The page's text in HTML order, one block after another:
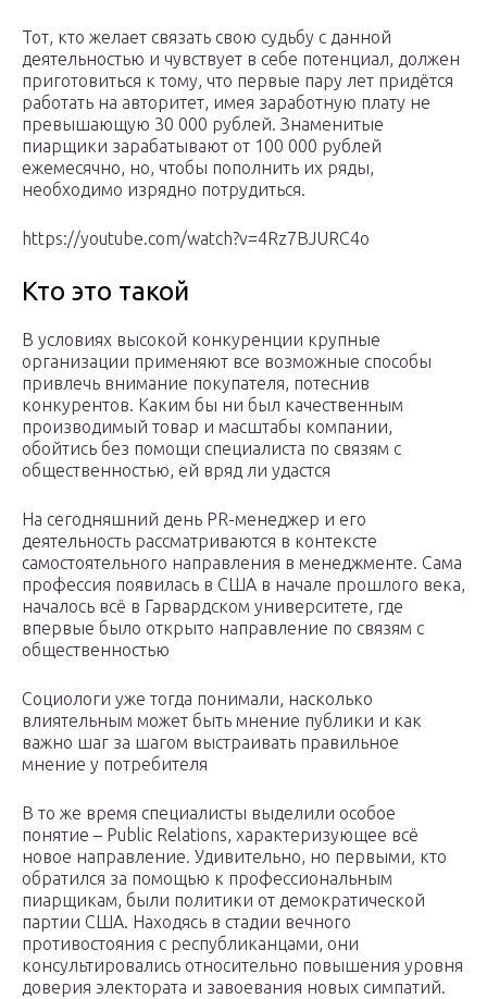
Тот, кто желает связать свою судьбу с данной
деятельностью и чувствует в себе потенциал, должен
приготовиться к тому, что первые пару лет придётся
работать на авторитет, имея заработную плату не
превышающую 30 000 рублей. Знаменитые
пиарщики зарабатывают от 100 000 рублей
ежемесячно, но, чтобы пополнить их ряды,
необходимо изрядно потрудиться.
https://youtube.com/watch?v=4Rz7BJURC4o
Кто это такой
В условиях высокой конкуренции крупные
организации применяют все возможные способы
привлечь внимание покупателя, потеснив
конкурентов. Каким бы ни был качественным
производимый товар и масштабы компании,
обойтись без помощи специалиста по связям с
общественностью, ей вряд ли удастся
На сегодняшний день PR-менеджер и его
деятельность рассматриваются в контексте
самостоятельного направления в менеджменте. Сама
профессия появилась в США в начале прошлого века,
началось всё в Гарвардском университете, где
впервые было открыто направление по связям с
общественностью
Социологи уже тогда понимали, насколько
влиятельным может быть мнение публики и как
важно шаг за шагом выстраивать правильное
мнение у потребителя
В то же время специалисты выделили особое
понятие – Public Relations, характеризующее всё
новое направление. Удивительно, но первыми, кто
обратился за помощью к профессиональным
пиарщикам, были политики от демократической
партии США. Находясь в стадии вечного
противостояния с республиканцами, они
консультировались относительно повышения уровня
доверия электората и завоевания новых симпатий.